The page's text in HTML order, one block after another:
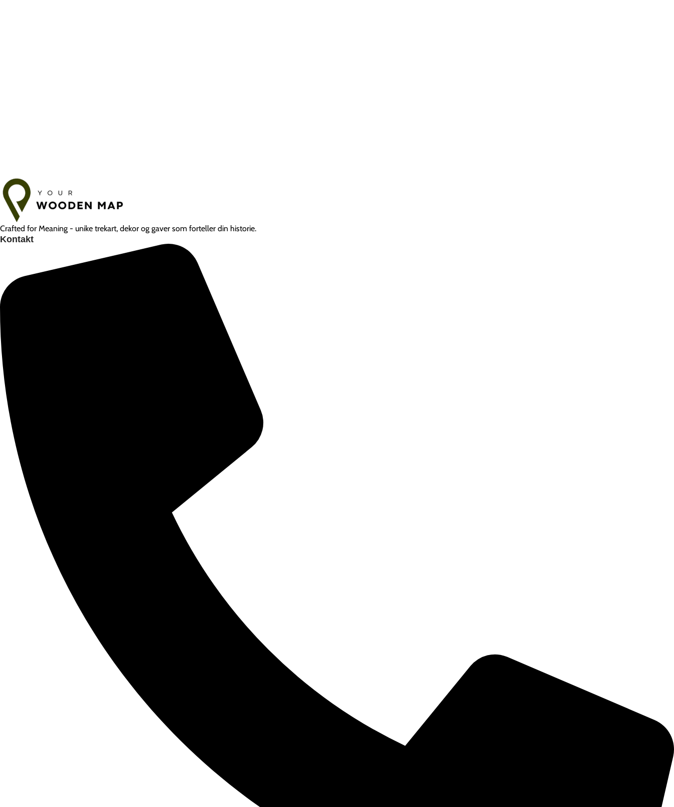
Crafted for Meaning - unike trekart, dekor og gaver som forteller din historie.
Kontakt